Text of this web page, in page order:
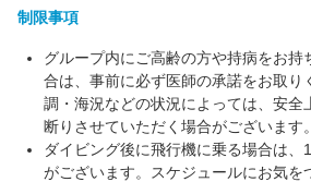
制限事項
グループ内にご高齢の方や持病をお持
合は、事前に必ず医師の承諾をお取
調・海況などの状況によっては、安全
断りさせていただく場合がございます。
ダイビング後に飛行機に乗る場合は、
がございます。スケジュールにお気を